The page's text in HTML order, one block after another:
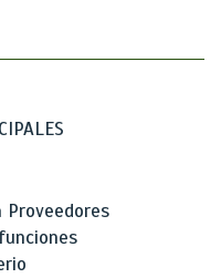
Proveedores